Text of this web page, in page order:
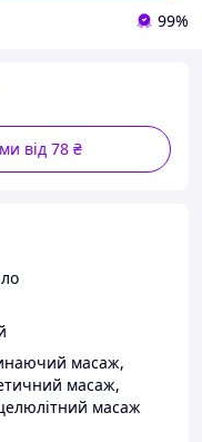
99%
від 78 ₴
масаж,
масаж,
масаж